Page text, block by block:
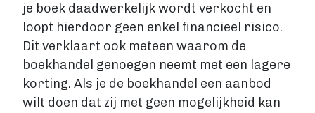
je boek daadwerkelijk wordt verkocht en
loopt hierdoor geen enkel financieel risico.
Dit verklaart ook meteen waarom de
boekhandel genoegen neemt met een lagere
korting. Als je de boekhandel een aanbod
wilt doen dat zij met geen mogelijkheid kan